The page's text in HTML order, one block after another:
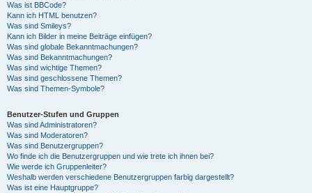
Was ist BBCode?
Kann ich HTML benutzen?
Was sind Smileys?
Kann ich Bilder in meine Beiträge einfügen?
Was sind globale Bekanntmachungen?
Was sind Bekanntmachungen?
Was sind wichtige Themen?
Was sind geschlossene Themen?
Was sind Themen-Symbole?
Benutzer-Stufen und Gruppen
Was sind Administratoren?
Was sind Moderatoren?
Was sind Benutzergruppen?
Wo finde ich die Benutzergruppen und wie trete ich ihnen bei?
Wie werde ich Gruppenleiter?
Weshalb werden verschiedene Benutzergruppen farbig dargestellt?
Was ist eine Hauptgruppe?